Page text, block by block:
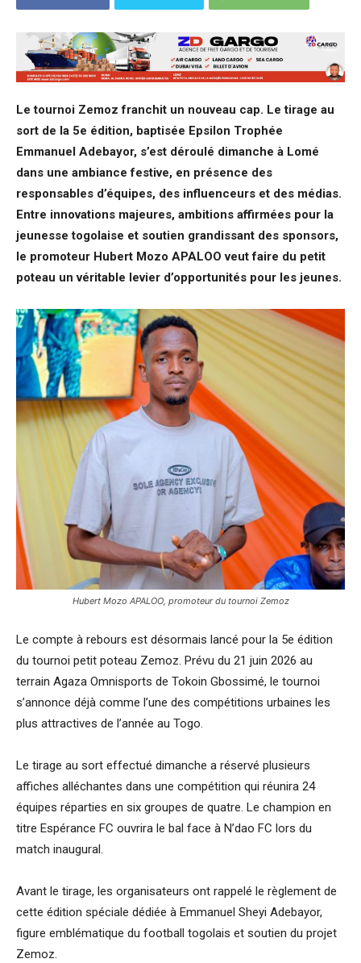
Le tournoi Zemoz franchit un nouveau cap. Le tirage au
sort de la 5e édition, baptisée Epsilon Trophée
Emmanuel Adebayor, s’est déroulé dimanche à Lomé
dans une ambiance festive, en présence des
responsables d’équipes, des influenceurs et des médias.
Entre innovations majeures, ambitions affirmées pour la
jeunesse togolaise et soutien grandissant des sponsors,
le promoteur Hubert Mozo APALOO veut faire du petit
poteau un véritable levier d’opportunités pour les jeunes.
Hubert Mozo APALOO, promoteur du tournoi Zemoz
Le compte à rebours est désormais lancé pour la 5e édition
du tournoi petit poteau Zemoz. Prévu du 21 juin 2026 au
terrain Agaza Omnisports de Tokoin Gbossimé, le tournoi
s’annonce déjà comme l’une des compétitions urbaines les
plus attractives de l’année au Togo.
Le tirage au sort effectué dimanche a réservé plusieurs
affiches alléchantes dans une compétition qui réunira 24
équipes réparties en six groupes de quatre. Le champion en
titre Espérance FC ouvrira le bal face à N’dao FC lors du
match inaugural.
Avant le tirage, les organisateurs ont rappelé le règlement de
cette édition spéciale dédiée à Emmanuel Sheyi Adebayor,
figure emblématique du football togolais et soutien du projet
Zemoz.